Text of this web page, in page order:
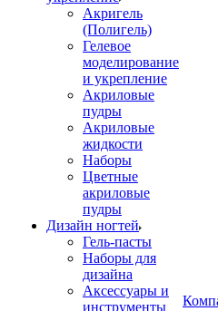
Акригель
(Полигель)
Гелевое
моделирование
и укрепление
Акриловые
пудры
Акриловые
жидкости
Наборы
Цветные
акриловые
пудры
Дизайн ногтей
Гель-пасты
Наборы для
дизайна
Аксессуары и
инструменты